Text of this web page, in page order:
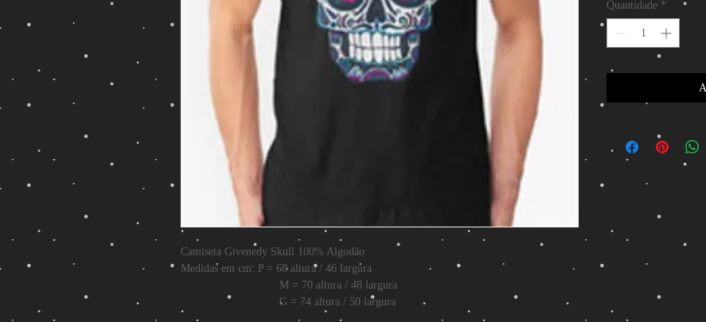
Camiseta Givenedy Skull 100% Algodão
Medidas em cm: P = 68 altura / 46 largura
M = 70 altura / 48 largura
G = 74 altura / 50 largura
Quantidade *